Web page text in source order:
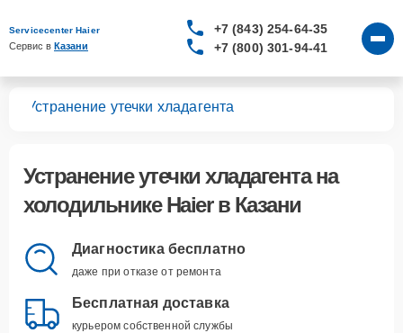
Servicecenter Haier
Сервис в Казани
+7 (843) 254-64-35
+7 (800) 301-94-41
Устранение утечки хладагента
Устранение утечки хладагентана
холодильнике Haier в Казани
Диагностика бесплатно
даже при отказе от ремонта
Бесплатная доставка
курьером собственной службы